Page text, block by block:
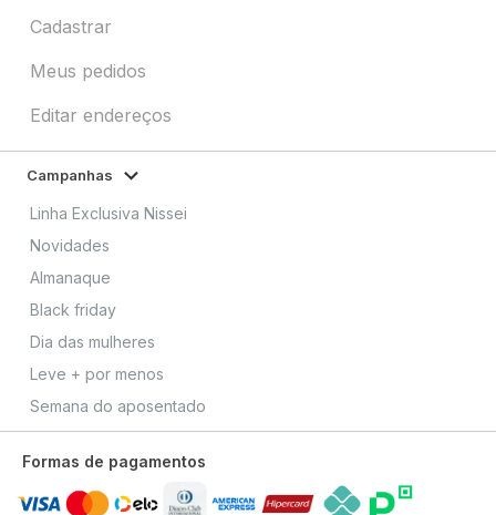
Cadastrar
Meus pedidos
Editar endereços
Campanhas
Linha Exclusiva Nissei
Novidades
Almanaque
Black friday
Dia das mulheres
Leve + por menos
Semana do aposentado
Formas de pagamentos